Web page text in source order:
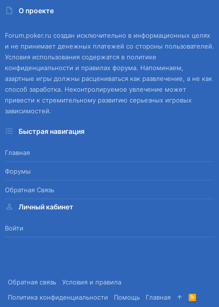
О проекте
Forum.poker.ru создан исключительно в информационных целях
и не принимает денежных платежей со стороны пользователей.
Условия использования содержатся в политике
конфиденциальности и правилах форума. Напоминаем,
азартные игры должны расцениваться как развлечение, а не как
способ заработка. Неконтролируемое увлечение может
привести к стремительному развитию серьезных игровых
зависимостей.
Быстрая навигация
Главная
Форумы
Обратная Связь
Личный кабинет
Войти
Обратная связь
Условия и правила
Политика конфиденциальности
Помощь Главная
R
S